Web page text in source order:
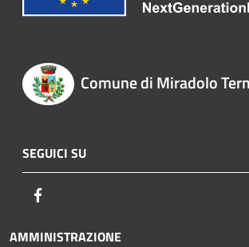
Comune di Miradolo
SEGUICI SU
AMMINISTRAZIONE